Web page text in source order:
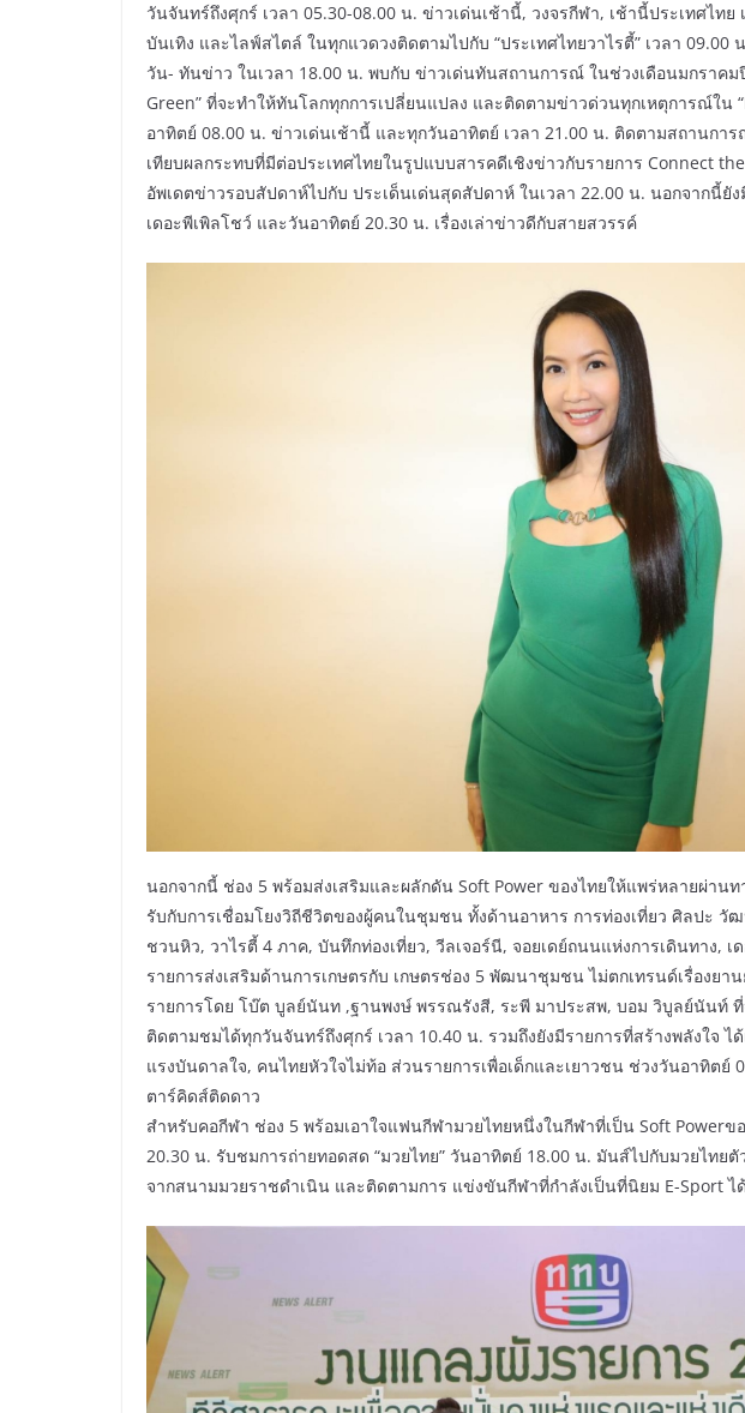
วันจันทร์ถึงศุกร์ เวลา 05.30-08.00 น. ข่าวเด่นเช้านี้, วงจรกีฬา, เช้านี้ประเทศไท
บันเทิง และไลฟ์สไตล์ ในทุกแวดวงติดตามไปกับ “ประเทศไทยวาไรตี้” เวลา 09.00
วัน- ทันข่าว ในเวลา 18.00 น. พบกับ ข่าวเด่นทันสถานการณ์ ในช่วงเดือนมกราคม
Green” ที่จะทำให้ทันโลกทุกการเปลี่ยนแปลง และติดตามข่าวด่วนทุกเหตุการณ์ใน
อาทิตย์ 08.00 น. ข่าวเด่นเช้านี้ และทุกวันอาทิตย์ เวลา 21.00 น. ติดตามสถานการ
เทียบผลกระทบที่มีต่อประเทศไทยในรูปแบบสารคดีเชิงข่าวกับรายการ Connect
อัพเดตข่าวรอบสัปดาห์ไปกับ ประเด็นเด่นสุดสัปดาห์ ในเวลา 22.00 น. นอกจากนี้ยัง
เดอะพีเพิลโชว์ และวันอาทิตย์ 20.30 น. เรื่องเล่าข่าวดีกับสายสวรรค์
นอกจากนี้ ช่อง 5 พร้อมส่งเสริมและผลักดัน Soft Power ของไทยให้แพร่หลายผ่าน
รับกับการเชื่อมโยงวิถีชีวิตของผู้คนในชุมชน ทั้งด้านอาหาร การท่องเที่ยว ศิลปะ
ชวนหิว, วาไรตี้ 4 ภาค, บันทึกท่องเที่ยว, วีลเจอร์นี, จอยเดย์ถนนแห่งการเดินทาง, เ
รายการส่งเสริมด้านการเกษตรกับ เกษตรช่อง 5 พัฒนาชุมชน ไม่ตกเทรนด์เรื่องยาน
รายการโดย โบ๊ต บูลย์นันท ,ฐานพงษ์ พรรณรังสี, ระพี มาประสพ, บอม วิบูลย์นันท์ ที่
ติดตามชมได้ทุกวันจันทร์ถึงศุกร์ เวลา 10.40 น. รวมถึงยังมีรายการที่สร้างพลังใจ
แรงบันดาลใจ, คนไทยหัวใจไม่ท้อ ส่วนรายการเพื่อเด็กและเยาวชน ช่วงวันอาทิต
ตาร์คิดส์ติดดาว
สำหรับคอกีฬา ช่อง 5 พร้อมเอาใจแฟนกีฬามวยไทยหนึ่งในกีฬาที่เป็น Soft Powerข
20.30 น. รับชมการถ่ายทอดสด “มวยไทย” วันอาทิตย์ 18.00 น. มันส์ไปกับมวยไทยตั
จากสนามมวยราชดำเนิน และติดตามการ แข่งขันกีฬาที่กำลังเป็นที่นิยม E-Sport ไ